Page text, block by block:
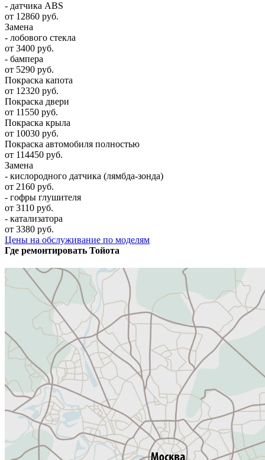
- датчика ABS
от 12860 руб.
Замена
- лобового стекла
от 3400 руб.
- бампера
от 5290 руб.
Покраска капота
от 12320 руб.
Покраска двери
от 11550 руб.
Покраска крыла
от 10030 руб.
Покраска автомобиля полностью
от 114450 руб.
Замена
- кислородного датчика (лямбда-зонда)
от 2160 руб.
- гофры глушителя
от 3110 руб.
- катализатора
от 3380 руб.
Цены на обслуживание по моделям
Где ремонтировать Тойота